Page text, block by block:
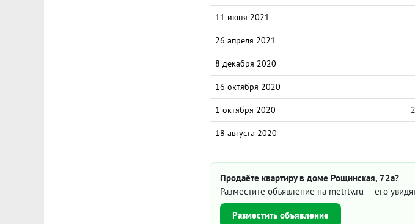
11 июня 2021
26 апреля 2021
8 декабря 2020
16 октября 2020
1 октября 2020
18 августа 2020
Продаёте квартиру в доме Рощинская, 72а?
Разместите объявление на metrtv.ru — его
Разместить объявление